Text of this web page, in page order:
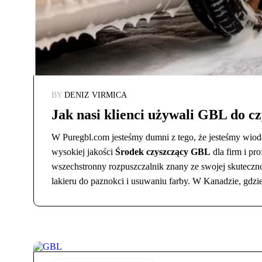
BY DENIZ VIRMICA
Jak nasi klienci używali GBL do
W Puregbl.com jesteśmy dumni z tego, że jesteśmy
wysokiej jakości Środek czyszczący GBL dla firm i
wszechstronny rozpuszczalnik znany ze swojej
lakieru do paznokci i usuwaniu farby. W Kanadzie,